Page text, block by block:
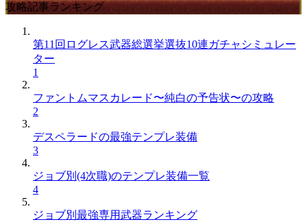
攻略記事ランキング
第11回ログレス武器総選挙選抜10連ガチャシミュレー
ター
1
ファントムマスカレード〜純白の予告状〜の攻略
2
デスペラードの最強テンプレ装備
3
ジョブ別(4次職)のテンプレ装備一覧
4
ジョブ別最強専用武器ランキング